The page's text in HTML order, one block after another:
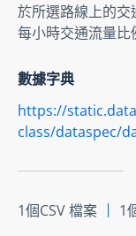
於所選路線上的
每小時交通流量比
數據字典
https://
class/dataspec/
1個CSV 檔案 1